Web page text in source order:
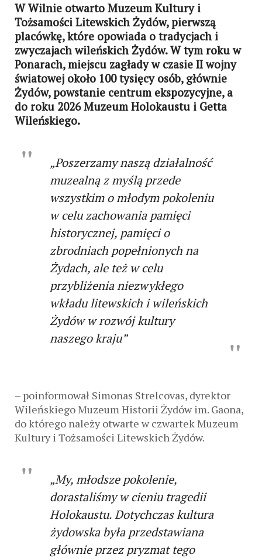
W Wilnie otwarto Muzeum Kultury i
Tożsamości Litewskich Żydów, pierwszą
placówkę, które opowiada o tradycjach i
zwyczajach wileńskich Żydów. W tym roku w
Ponarach, miejscu zagłady w czasie II wojny
światowej około 100 tysięcy osób, głównie
Żydów, powstanie centrum ekspozycyjne, a
do roku 2026 Muzeum Holokaustu i Getta
Wileńskiego.
„Poszerzamy naszą działalność
muzealną z myślą przede
wszystkim o młodym pokoleniu
w celu zachowania pamięci
historycznej, pamięci o
zbrodniach popełnionych na
Żydach, ale też w celu
przybliżenia niezwykłego
wkładu litewskich i wileńskich
Żydów w rozwój kultury
naszego kraju”
– poinformował Simonas Strelcovas, dyrektor
Wileńskiego Muzeum Historii Żydów im. Gaona,
do którego należy otwarte w czwartek Muzeum
Kultury i Tożsamości Litewskich Żydów.
„My, młodsze pokolenie,
dorastaliśmy w cieniu tragedii
Holokaustu. Dotychczas kultura
żydowska była przedstawiana
głównie przez pryzmat tego